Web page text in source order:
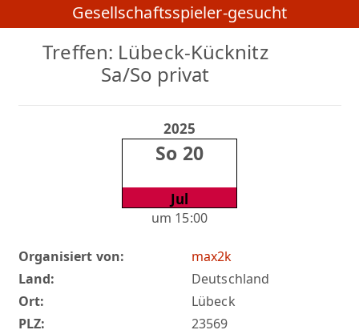
Gesellschaftsspieler-gesucht
Treffen: Lübeck-Kücknitz
Sa/So privat
Organisiert von:
max2k
Land:
Deutschland
Ort:
Lübeck
PLZ:
23569
2025
So 20
Jul
um 15:00